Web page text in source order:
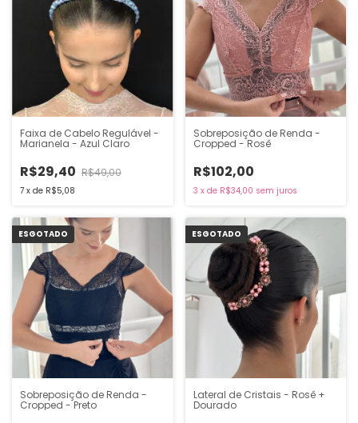
Faixa de Cabelo Regulável -
Marianela - Azul Claro
R$29,40 R$49,00
7 x de R$5,08
Sobreposição de Renda -
Cropped - Rosê
R$102,00
3 x de R$34,00 sem juros
ESGOTADO
Sobreposição de Renda -
Cropped - Preto
ESGOTADO
Lateral de Cristais - Rosê +
Dourado